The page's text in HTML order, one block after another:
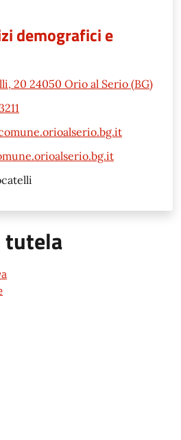
demografici e
20 24050 Orio al Serio (BG)
tutela